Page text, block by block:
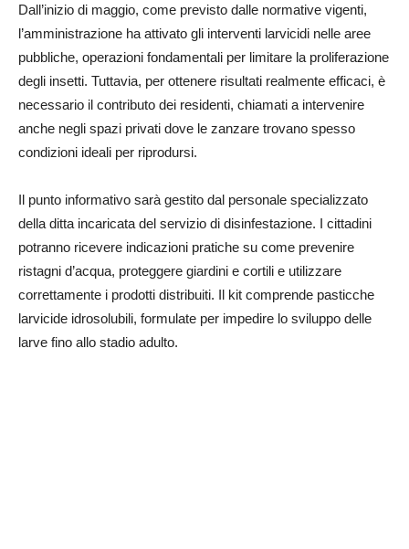
Dall’inizio di maggio, come previsto dalle normative vigenti,
l’amministrazione ha attivato gli interventi larvicidi nelle aree
pubbliche, operazioni fondamentali per limitare la proliferazione
degli insetti. Tuttavia, per ottenere risultati realmente efficaci, è
necessario il contributo dei residenti, chiamati a intervenire
anche negli spazi privati dove le zanzare trovano spesso
condizioni ideali per riprodursi.
Il punto informativo sarà gestito dal personale specializzato
della ditta incaricata del servizio di disinfestazione. I cittadini
potranno ricevere indicazioni pratiche su come prevenire
ristagni d’acqua, proteggere giardini e cortili e utilizzare
correttamente i prodotti distribuiti. Il kit comprende pasticche
larvicide idrosolubili, formulate per impedire lo sviluppo delle
larve fino allo stadio adulto.